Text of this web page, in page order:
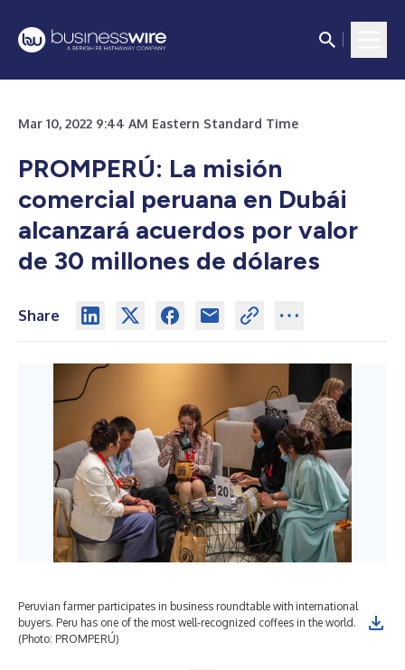
Mar 10, 2022 9:44 AM Eastern Standard Time
PROMPERÚ: La misión
comercial peruana en Dubái
alcanzará acuerdos por valor
de 30 millones de dólares
Share
Peruvian farmer participates in business roundtable with international
buyers. Peru has one of the most well-recognized coffees in the world.
(Photo: PROMPERÚ)